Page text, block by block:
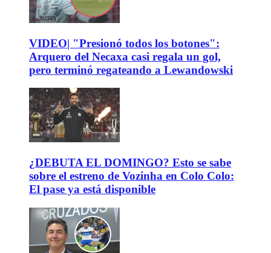
VIDEO| "Presionó todos los botones":
Arquero del Necaxa casi regala un gol,
pero terminó regateando a Lewandowski
¿DEBUTA EL DOMINGO? Esto se sabe
sobre el estreno de Vozinha en Colo Colo:
El pase ya está disponible